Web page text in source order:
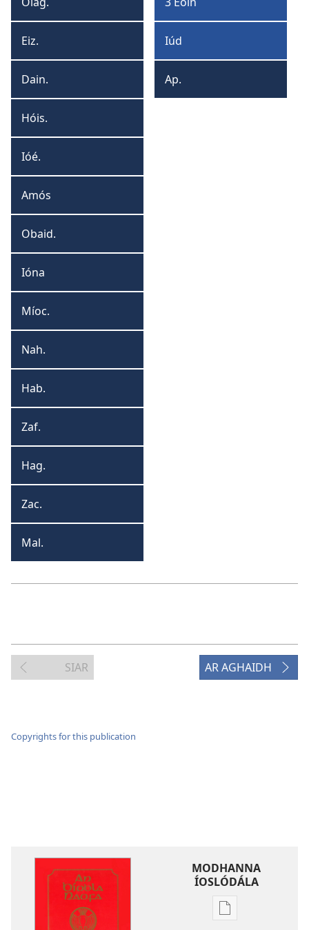
Olagón
Eizicéil
Eiz.
Dainéil
Dain.
Hóisé
Hóis.
Ióéil
Ióé.
Amós
Amós
Obaidiá
Obaid.
Ióna
Ióna
Míocá
Míoc.
Nahúm
Nah.
Habacúc
Hab.
Zafainiá
Zaf.
Hagaí
Hag.
Zacairia
Zac.
Malaicí
Mal.
3
Eoin
Iúd
Iúd
Apacailipsis
Ap.
SIAR AR AGHAIDH
Copyrights for this publication
MODHANNA
ÍOSLÓDÁLA
Modhanna